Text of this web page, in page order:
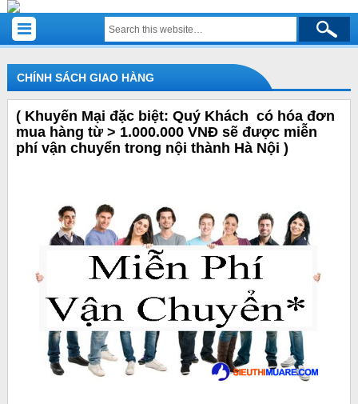
CHÍNH SÁCH GIAO HÀNG
( Khuyến Mại đặc biệt: Quý Khách có hóa đơn
mua hàng từ > 1.000.000 VNĐ sẽ được miễn
phí vận chuyển trong nội thành Hà Nội )